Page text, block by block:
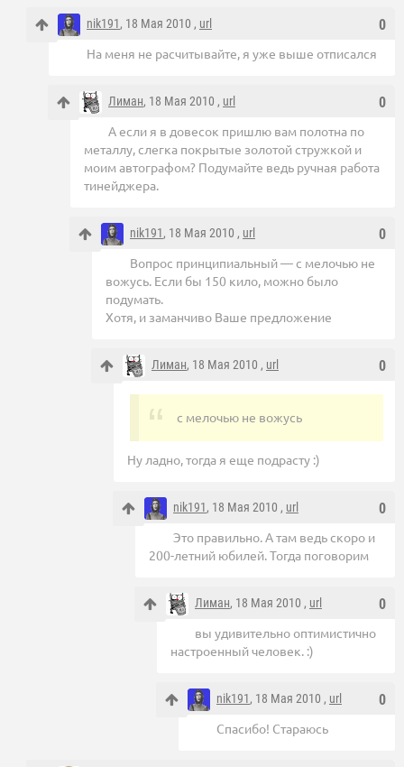
0
nik191, 18 Мая 2010 , url
На меня не расчитывайте, я уже выше отписался
0
Лиман, 18 Мая 2010 , url
А если я в довесок пришлю вам полотна по
металлу, слегка покрытые золотой стружкой и
моим автографом? Подумайте ведь ручная работа
тинейджера.
0
nik191, 18 Мая 2010 , url
Вопрос принципиальный — с мелочью не
вожусь. Если бы 150 кило, можно было
подумать.
Хотя, и заманчиво Ваше предложение
0
Лиман, 18 Мая 2010 , url
с мелочью не вожусь
Ну ладно, тогда я еще подрасту :)
0
nik191, 18 Мая 2010 , url
Это правильно. А там ведь скоро и
200-летний юбилей. Тогда поговорим
0
Лиман, 18 Мая 2010 , url
вы удивительно оптимистично
настроенный человек. :)
0
nik191, 18 Мая 2010 , url
Спасибо! Стараюсь